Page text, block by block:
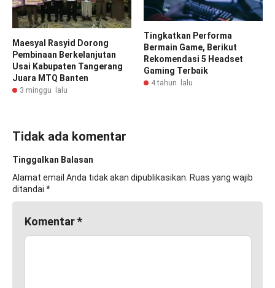
Maesyal Rasyid Dorong
Pembinaan Berkelanjutan
Usai Kabupaten Tangerang
Juara MTQ Banten
3 minggu lalu
Tingkatkan Performa
Bermain Game, Berikut
Rekomendasi 5 Headset
Gaming Terbaik
4 tahun lalu
Tidak ada komentar
Tinggalkan Balasan
Alamat email Anda tidak akan dipublikasikan. Ruas yang wajib
ditandai *
Komentar*